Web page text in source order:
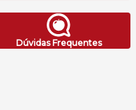
Dúvidas Frequentes